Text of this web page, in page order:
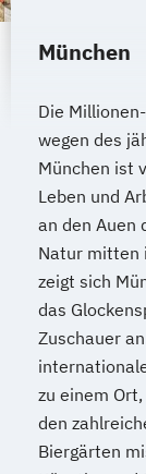
München
Die
wegen des
München ist
Leben und
an den Auen
Natur mitten
zeigt sich
das
Zuschauer
zu einem
den
Biergärten